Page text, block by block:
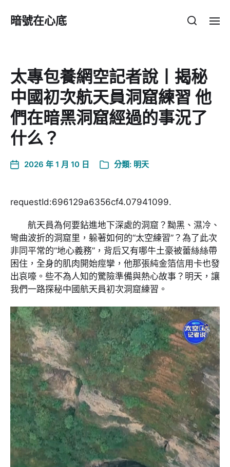
暗號在心底
太專包養網空記者說丨揭秘
中國初次航天員洞窟練習 他
們在暗黑洞窟經過的事況了
什么？
2026 年 1 月 10 日 分類: 明天
requestId:696129a6356cf4.07941099.
航天員為何要鉆進地下深處的洞窟？黝黑、濕冷、
彎曲波折的洞窟里，躲著如何的“太空練習”？為了此次
非同平常的“地心義務”，背后又有哪牛土豪被蕾絲絲帶
困住，全身的肌肉開始痙攣，他那張純金箔信用卡也發
出哀嚎。些不為人知的驚險準備與熱心故事？明天，讓
我們一路探秘中國航天員初次洞窟練習。